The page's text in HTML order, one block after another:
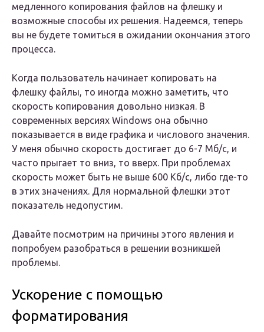
медленного копирования файлов на флешку и
возможные способы их решения. Надеемся, теперь
вы не будете томиться в ожидании окончания этого
процесса.
Когда пользователь начинает копировать на
флешку файлы, то иногда можно заметить, что
скорость копирования довольно низкая. В
современных версиях Windows она обычно
показывается в виде графика и числового значения.
У меня обычно скорость достигает до 6-7 Мб/с, и
часто прыгает то вниз, то вверх. При проблемах
скорость может быть не выше 600 Кб/с, либо где-то
в этих значениях. Для нормальной флешки этот
показатель недопустим.
Давайте посмотрим на причины этого явления и
попробуем разобраться в решении возникшей
проблемы.
Ускорение с помощью
форматирования